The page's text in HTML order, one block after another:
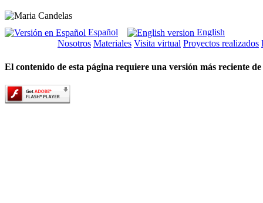
Español
English
Nosotros Materiales Visita virtual Proyectos realizados
El contenido de esta página requiere una versión más reciente